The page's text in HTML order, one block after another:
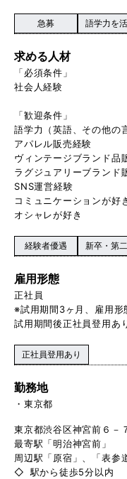
急募 語学力を
求める人材
「必須条件」
社会人経験
「歓迎条件」
語学力（英語、その他の
アパレル販売経験
ヴィンテージブランド品
ラグジュアリーブランド
SNS運営経験
コミュニケーションが好
オシャレが好き
経験者優遇 新卒・第
雇用形態
正社員
※試用期間3ヶ月、雇用形
試用期間後正社員登用あ
正社員登用あり
勤務地
東京都
東京都渋谷区神宮前６
最寄駅「明治神宮前」
周辺駅「原宿」、「表参
◇ 駅から徒歩5分以内